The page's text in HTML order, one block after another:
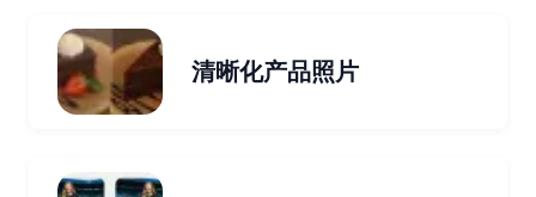
清晰化产品照片